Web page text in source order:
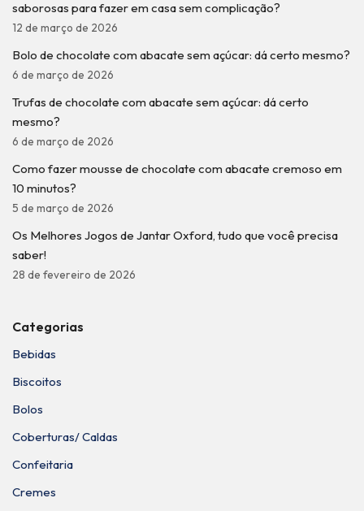
saborosas para fazer em casa sem complicação?
12 de março de 2026
Bolo de chocolate com abacate sem açúcar: dá certo mesmo?
6 de março de 2026
Trufas de chocolate com abacate sem açúcar: dá certo
mesmo?
6 de março de 2026
Como fazer mousse de chocolate com abacate cremoso em
10 minutos?
5 de março de 2026
Os Melhores Jogos de Jantar Oxford, tudo que você precisa
saber!
28 de fevereiro de 2026
Categorias
Bebidas
Biscoitos
Bolos
Coberturas/ Caldas
Confeitaria
Cremes